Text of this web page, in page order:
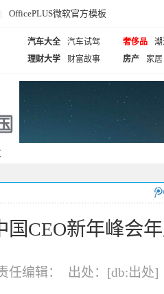
| OfficePLUS微软官方模板
汽车大全
汽车试驾
理财大学
财富故事
奢侈品
房产
家居
国CEO新年峰会
任编辑： 出处：[db:出处]